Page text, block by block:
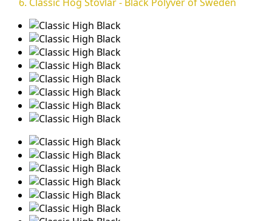
Classic Hög Stövlar - Black Polyver of Sweden